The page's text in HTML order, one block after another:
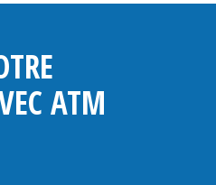
ATM